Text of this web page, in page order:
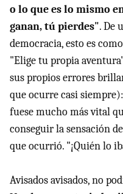
o lo que es lo mismo
ganan, tú pierdes". De
democracia, esto es
"Elige tu propia
sus propios errores
que ocurre casi
fuese mucho más vital
conseguir la sensación
que ocurrió. "¡Quién lo
Avisados avisados, no